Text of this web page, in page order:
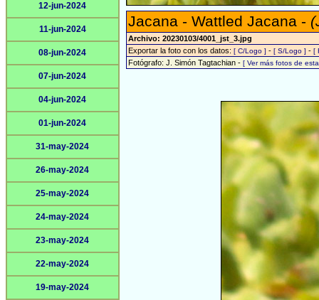
12-jun-2024
11-jun-2024
08-jun-2024
07-jun-2024
04-jun-2024
01-jun-2024
31-may-2024
26-may-2024
25-may-2024
24-may-2024
23-may-2024
22-may-2024
19-may-2024
Jacana - Wattled Jacana -
Archivo: 20230103/4001_jst_3.jpg
Exportar la foto con los datos: [ C/Logo ] - [ S/Logo ] - [
Fotógrafo: J. Simón Tagtachian - [ Ver más fotos de